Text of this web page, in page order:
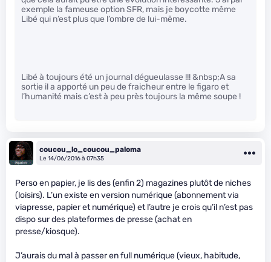
exemple la fameuse option SFR, mais je boycotte même
Libé qui n’est plus que l’ombre de lui-même.
Libé à toujours été un journal dégueulasse !!! &nbsp;A sa
sortie il a apporté un peu de fraicheur entre le figaro et
l’humanité mais c’est à peu près toujours la même soupe !
coucou_lo_coucou_paloma
Le 14/06/2016 à 07h35
Perso en papier, je lis des (enfin 2) magazines plutôt de niches
(loisirs). L’un existe en version numérique (abonnement via
viapresse, papier et numérique) et l’autre je crois qu’il n’est pas
dispo sur des plateformes de presse (achat en
presse/kiosque).
J’aurais du mal à passer en full numérique (vieux, habitude,